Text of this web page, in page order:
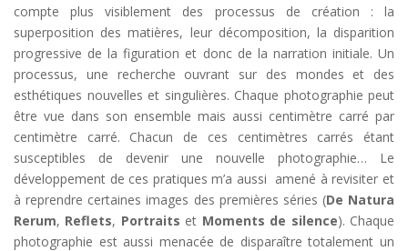
compte plus visiblement des processus de création : la
superposition des matières, leur décomposition, la disparition
progressive de la figuration et donc de la narration initiale. Un
processus, une recherche ouvrant sur des mondes et des
esthétiques nouvelles et singulières. Chaque photographie peut
être vue dans son ensemble mais aussi centimètre carré par
centimètre carré. Chacun de ces centimètres carrés étant
susceptibles de devenir une nouvelle photographie… Le
développement de ces pratiques m’a aussi amené à revisiter et
à reprendre certaines images des premières séries (De Natura
Rerum, Reflets, Portraits et Moments de silence). Chaque
photographie est aussi menacée de disparaître totalement un